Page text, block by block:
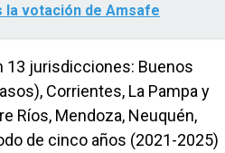
la votación de Amsafe
13 jurisdicciones: Buenos
Corrientes, La Pampa y
Ríos, Mendoza, Neuquén,
de cinco años (2021-2025)